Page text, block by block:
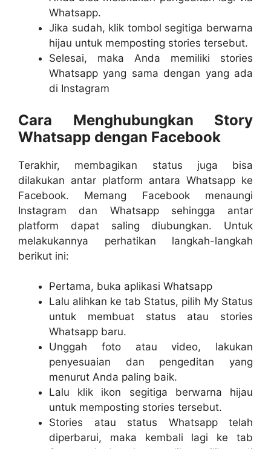
Whatsapp.
Jika sudah, klik tombol segitiga berwarna
hijau untuk memposting stories tersebut.
Selesai, maka Anda memiliki stories
Whatsapp yang sama dengan yang ada
di Instagram
Cara Menghubungkan Story
Whatsapp dengan Facebook
Terakhir, membagikan status juga bisa
dilakukan antar platform antara Whatsapp ke
Facebook. Memang Facebook menaungi
Instagram dan Whatsapp sehingga antar
platform dapat saling diubungkan. Untuk
melakukannya perhatikan langkah-langkah
berikut ini:
Pertama, buka aplikasi Whatsapp
Lalu alihkan ke tab Status, pilih My Status
untuk membuat status atau stories
Whatsapp baru.
Unggah foto atau video, lakukan
penyesuaian dan pengeditan yang
menurut Anda paling baik.
Lalu klik ikon segitiga berwarna hijau
untuk memposting stories tersebut.
Stories atau status Whatsapp telah
diperbarui, maka kembali lagi ke tab